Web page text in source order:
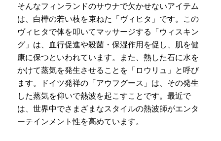
そんなフィンランドのサウナで欠かせないアイテム
は、白樺の若い枝を束ねた「ヴィヒタ」です。この
ヴィヒタで体を叩いてマッサージする「ウィスキン
グ」は、血行促進や殺菌・保湿作用を促し、肌を健
康に保つといわれています。また、熱した石に水を
かけて蒸気を発生させることを「ロウリュ」と呼び
ます。ドイツ発祥の「アウフグース」は、その発生
した蒸気を仰いで熱波を起こすことです。最近で
は、世界中でさまざまなスタイルの熱波師がエンタ
ーテインメント性を高めています。